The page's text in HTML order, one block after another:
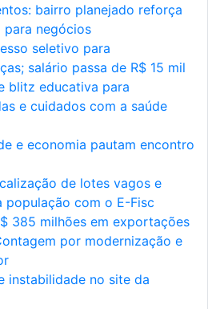
bairro planejado reforça
negócios
seletivo para
salário passa de R$ 15 mil
blitz educativa para
e cuidados com a saúde
e economia pautam encontro
de lotes vagos e
com o E-Fisc
385 milhões em exportações
por modernização e
instabilidade no site da